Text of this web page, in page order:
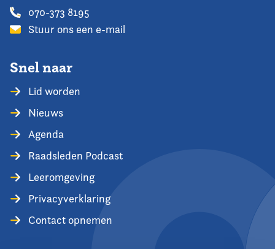
070-373 8195
Stuur ons een e-mail
Snel naar
Lid worden
Nieuws
Agenda
Raadsleden Podcast
Leeromgeving
Privacyverklaring
Contact opnemen